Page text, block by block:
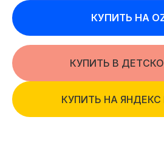
КУПИТЬ НА
КУПИТЬ В
КУПИТЬ НА ЯНДЕКС